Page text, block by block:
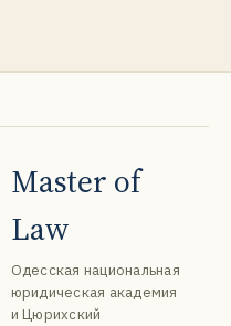
Master of
Law
Одесская национальная
юридическая академия
и Цюрихский